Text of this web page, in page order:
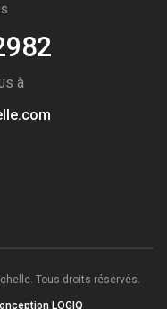
à
Tous droits réservés.
LOGIQ